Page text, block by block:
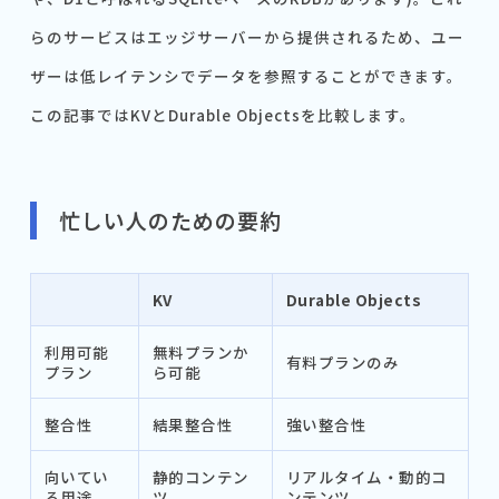
らのサービスはエッジサーバーから提供されるため、ユー
ザーは低レイテンシでデータを参照することができます。
この記事ではKVとDurable Objectsを比較します。
忙しい人のための要約
KV Durable Objects
利用可能
プラン
無料プランか
ら可能
有料プランのみ
整合性 結果整合性 強い整合性
向いてい
静的コンテン
リアルタイム・動的コ